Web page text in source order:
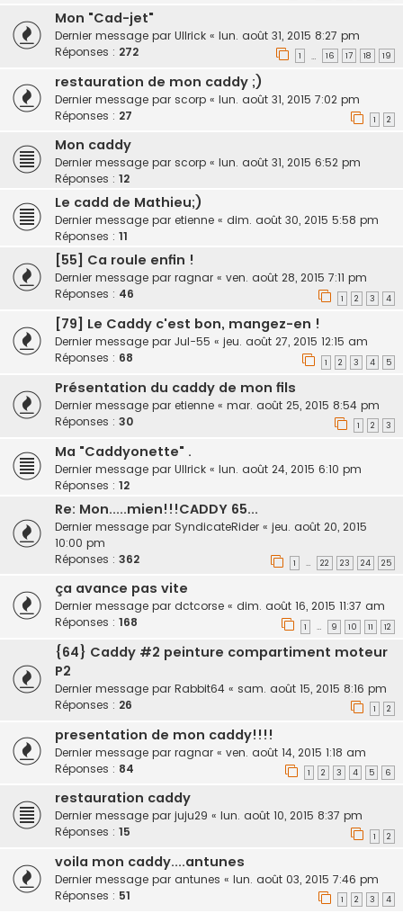
Mon "Cad-jet"
Dernier message par Ullrick « lun. août 31, 2015 8:27 pm
Réponses : 272 1 … 16 17 18 19
restauration de mon caddy ;)
Dernier message par scorp « lun. août 31, 2015 7:02 pm
Réponses : 27 1 2
Mon caddy
Dernier message par scorp « lun. août 31, 2015 6:52 pm
Réponses : 12
Le cadd de Mathieu;)
Dernier message par etienne « dim. août 30, 2015 5:58 pm
Réponses : 11
[55] Ca roule enfin !
Dernier message par ragnar « ven. août 28, 2015 7:11 pm
Réponses : 46 1 2 3 4
[79] Le Caddy c'est bon, mangez-en !
Dernier message par Jul-55 « jeu. août 27, 2015 12:15 am
Réponses : 68 1 2 3 4 5
Présentation du caddy de mon fils
Dernier message par etienne « mar. août 25, 2015 8:54 pm
Réponses : 30 1 2 3
Ma "Caddyonette" .
Dernier message par Ullrick « lun. août 24, 2015 6:10 pm
Réponses : 12
Re: Mon.....mien!!!CADDY 65...
Dernier message par SyndicateRider « jeu. août 20, 2015
10:00 pm
Réponses : 362 1 … 22 23 24 25
ça avance pas vite
Dernier message par dctcorse « dim. août 16, 2015 11:37 am
Réponses : 168 1 … 9 10 11 12
{64} Caddy #2 peinture compartiment moteur
P2
Dernier message par Rabbit64 « sam. août 15, 2015 8:16 pm
Réponses : 26 1 2
presentation de mon caddy!!!!
Dernier message par ragnar « ven. août 14, 2015 1:18 am
Réponses : 84 1 2 3 4 5 6
restauration caddy
Dernier message par juju29 « lun. août 10, 2015 8:37 pm
Réponses : 15 1 2
voila mon caddy....antunes
Dernier message par antunes « lun. août 03, 2015 7:46 pm
Réponses : 51 1 2 3 4